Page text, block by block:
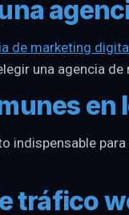
una agencia
en
indispensable
tráfico